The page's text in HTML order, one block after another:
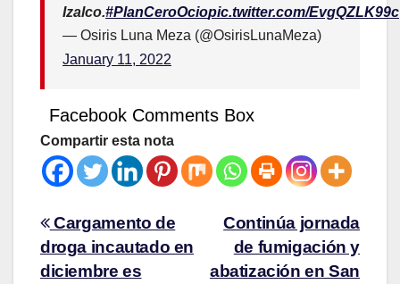
Izalco.#PlanCeroOciopic.twitter.com/EvgQZLK99c
— Osiris Luna Meza (@OsirisLunaMeza)
January 11, 2022
Facebook Comments Box
Compartir esta nota
Continúa jornada
de fumigación y
abatización en San
Cargamento de
droga incautado en
diciembre es